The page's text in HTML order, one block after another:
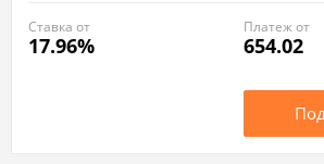
17.96%
Ставка от
654.02
Платеж от